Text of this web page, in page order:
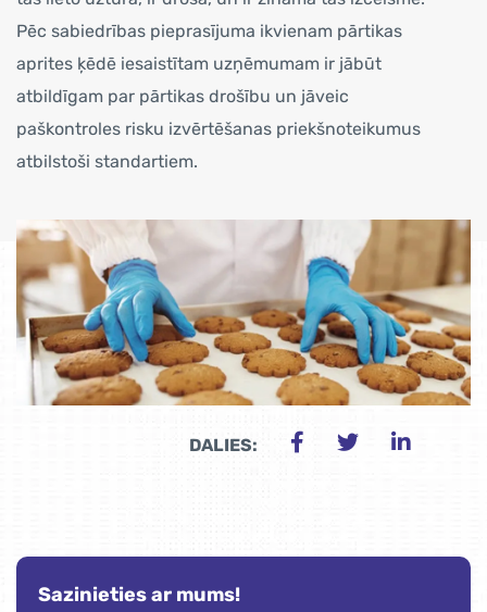
Pēc sabiedrības pieprasījuma ikvienam pārtikas
aprites ķēdē iesaistītam uzņēmumam ir jābūt
atbildīgam par pārtikas drošību un jāveic
paškontroles risku izvērtēšanas priekšnoteikumus
atbilstoši standartiem.
DALIES:
Sazinieties ar mums!